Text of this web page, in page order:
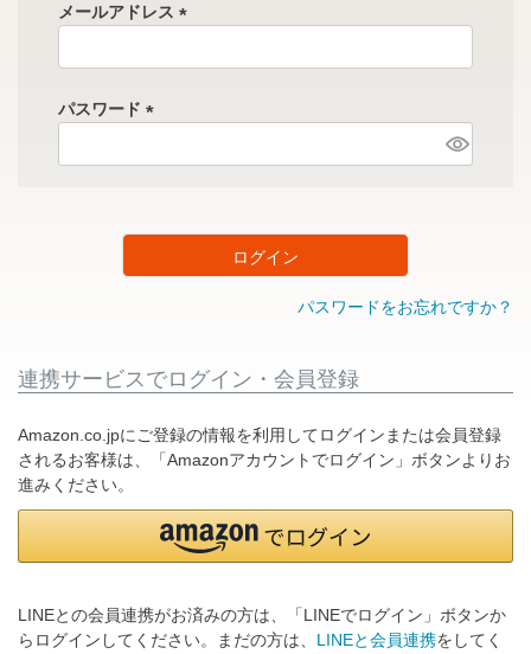
メールアドレス
必
パスワード
必
ログイン
パスワードをお忘れですか？
連携サービスでログイン・会員登録
Amazon.co.jpにご登録の情報を利用してログインまたは会員登録
されるお客様は、「Amazonアカウントでログイン」ボタンよりお
進みください。
LINEとの会員連携がお済みの方は、「LINEでログイン」ボタンか
らログインしてください。まだの方は、 LINEと会員連携をしてく